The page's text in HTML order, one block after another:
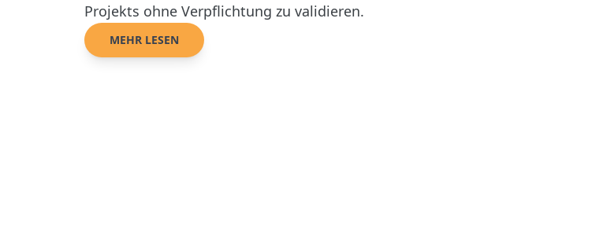
Projekts ohne Verpflichtung zu validieren.
MEHR LESEN